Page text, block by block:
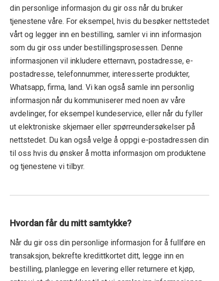
din personlige informasjon du gir oss når du bruker
tjenestene våre. For eksempel, hvis du besøker nettstedet
vårt og legger inn en bestilling, samler vi inn informasjon
som du gir oss under bestillingsprosessen. Denne
informasjonen vil inkludere etternavn, postadresse, e-
postadresse, telefonnummer, interesserte produkter,
Whatsapp, firma, land. Vi kan også samle inn personlig
informasjon når du kommuniserer med noen av våre
avdelinger, for eksempel kundeservice, eller når du fyller
ut elektroniske skjemaer eller spørreundersøkelser på
nettstedet. Du kan også velge å oppgi e-postadressen din
til oss hvis du ønsker å motta informasjon om produktene
og tjenestene vi tilbyr.
Hvordan får du mitt samtykke?
Når du gir oss din personlige informasjon for å fullføre en
transaksjon, bekrefte kredittkortet ditt, legge inn en
bestilling, planlegge en levering eller returnere et kjøp,